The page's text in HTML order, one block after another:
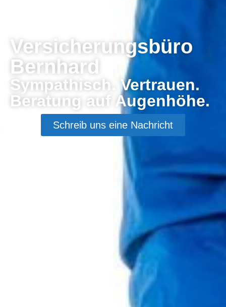
Versicherungsbüro
Bernhard
Sympathisch. Vertrauen.
Beratung auf Augenhöhe.
Schreib uns eine Nachricht